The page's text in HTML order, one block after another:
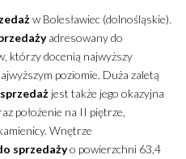
w Bolesławiec (dolnośląskie).
adresowany do
którzy docenią najwyższy
poziomie. Duża zaletą
jest także jego okazyjna
położenie na II piętrze,
Wnętrze
sprzedażyo powierzchni 63,4